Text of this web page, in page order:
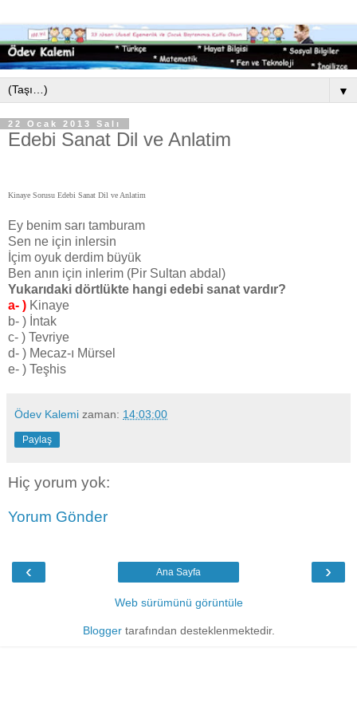
▼
22 Ocak 2013 Salı
Edebi Sanat Dil ve Anlatim
Kinaye Sorusu Edebi Sanat Dil ve Anlatim
Ey benim sarı tamburam
Sen ne için inlersin
İçim oyuk derdim büyük
Ben anın için inlerim (Pir Sultan abdal)
Yukarıdaki dörtlükte hangi edebi sanat vardır?
a- ) Kinaye
b- ) İntak
c- ) Tevriye
d- ) Mecaz-ı Mürsel
e- ) Teşhis
Ödev Kalemi zaman: 14:03:00
Paylaş
Hiç yorum yok:
Yorum Gönder
‹ ›
Ana Sayfa
Web sürümünü görüntüle
Bloggertarafından desteklenmektedir.